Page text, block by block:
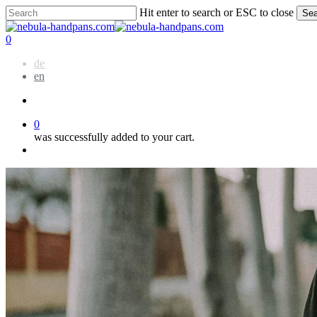
Skip
to
main
Hit enter to search or ESC to close
Close
Search
account
0
de
en
0
was successfully added to your cart.